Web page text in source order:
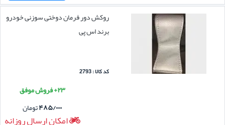
روکش دور فرمان دوختی سوزنی خودرو
برند اس پی
کد کالا : 2793
۲۳+ فروش موفق
۴۸۵/۰۰۰تومان
امکان ارسال روزانه